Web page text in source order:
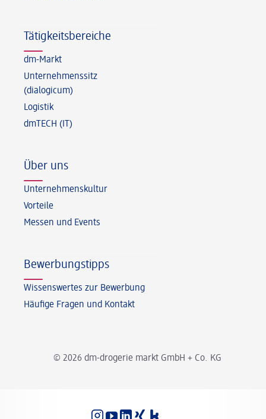
© 2026 dm-drogerie markt GmbH + Co. KG
Tätigkeitsbereiche
dm-Markt
Unternehmenssitz
(dialogicum)
Logistik
dmTECH (IT)
Über uns
Unternehmenskultur
Vorteile
Messen und Events
Bewerbungstipps
Wissenswertes zur Bewerbung
Häufige Fragen und Kontakt